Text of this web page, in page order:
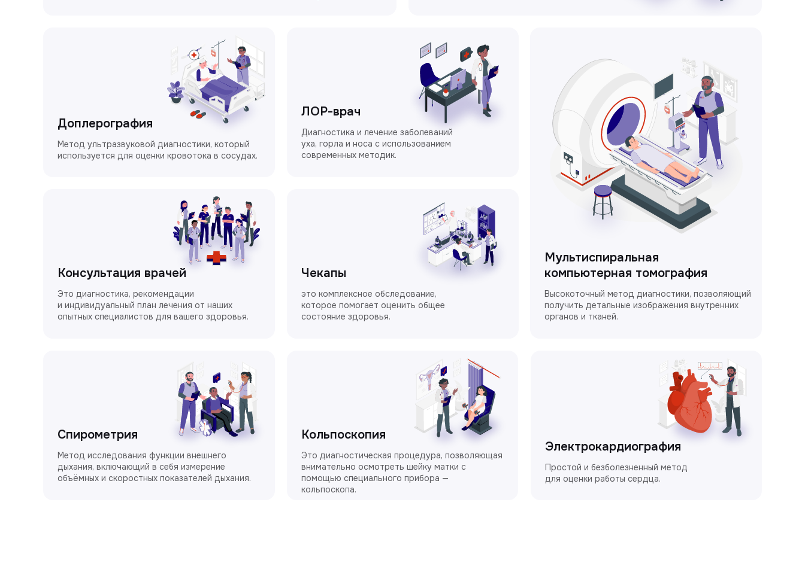
Доплерография
Метод ультразвуковой диагностики, который
используется для оценки кровотока в сосудах.
Консультация врачей
Это диагностика, рекомендации
и индивидуальный план лечения от наших
опытных специалистов для вашего здоровья.
Мультиспиральная
компьютерная томография
Высокоточный метод диагностики, позволяющий
получить детальные изображения внутренних
органов и тканей.
Спирометрия
Метод исследования функции внешнего
дыхания, включающий в себя измерение
объёмных и скоростных показателей дыхания.
Кольпоскопия
Это диагностическая процедура, позволяющая
внимательно осмотреть шейку матки с
помощью специального прибора —
кольпоскопа.
Электрокардиография
Простой и безболезненный метод
для оценки работы сердца.
Диагностика и лечение заболеваний
уха, горла и носа с использованием
современных методик.
ЛОР-врач
Чекапы
это комплексное обследование,
которое помогает оценить общее
состояние здоровья.